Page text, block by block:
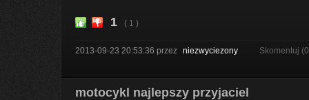
1 ( 1 )
2013-09-23 20:53:36 przez niezwyciezony Skomentuj
motocykl najlepszy przyjaciel